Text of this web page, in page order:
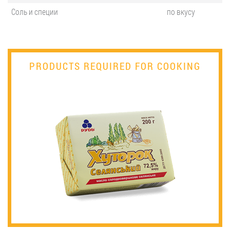
Соль и специи
по вкусу
PRODUCTS REQUIRED FOR COOKING